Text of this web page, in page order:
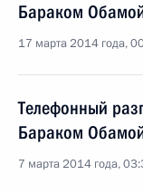
Бараком
17 марта 2014 года,
Телефонный
Бараком
7 марта 2014 года,